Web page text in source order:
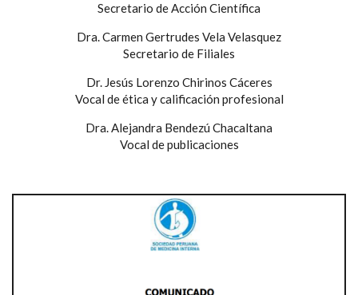
Secretario de Acción Científica
Dra. Carmen Gertrudes Vela Velasquez
Secretario de Filiales
Dr. Jesús Lorenzo Chirinos Cáceres
Vocal de ética y calificación profesional
Dra. Alejandra Bendezú Chacaltana
Vocal de publicaciones